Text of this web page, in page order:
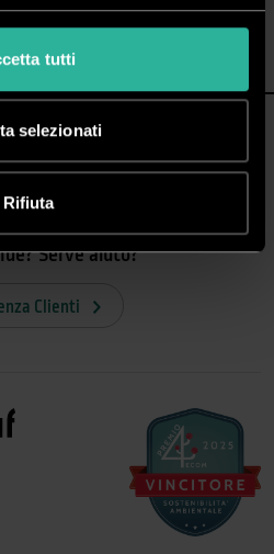
tutti
selezionati
Rifiuta
Serve aiuto?
Clienti